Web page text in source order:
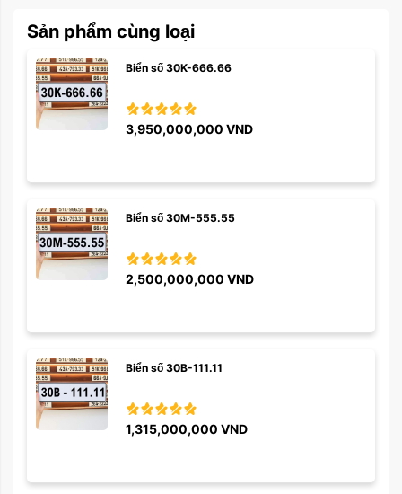
Sản phẩm cùng loại
Biển số 30K-666.66
3,950,000,000 VND
Biển số 30M-555.55
2,500,000,000 VND
Biển số 30B-111.11
1,315,000,000 VND